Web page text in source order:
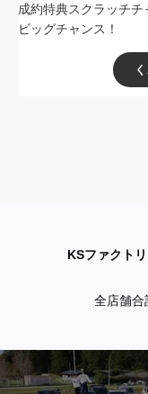
成約特典スクラッチ
ビッグチャンス！
KSファクト
全店舗合